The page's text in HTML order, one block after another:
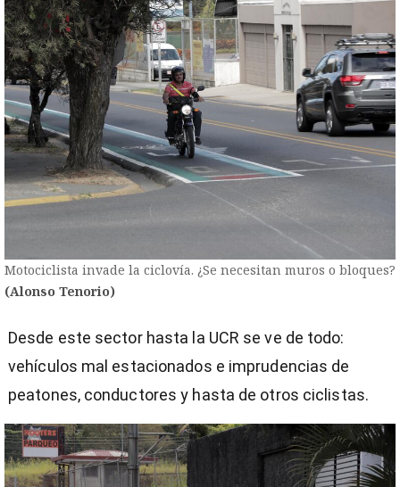
Motociclista invade la ciclovía. ¿Se necesitan muros o bloques?
(Alonso Tenorio)
Desde este sector hasta la UCR se ve de todo:
vehículos mal estacionados e imprudencias de
peatones, conductores y hasta de otros ciclistas.